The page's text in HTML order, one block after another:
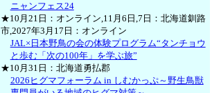
ニャンフェス24
★10月21日：オンライン,11月6日,7日：北海道釧路
市,2027年3月17日：オンライン
JAL×日本野鳥の会の体験プログラム“タンチョウ
と歩む「次の100年」を学ぶ旅”
★10月31日：北海道勇払郡
2026ヒグマフォーラム in しむかっぷ～野生鳥獣